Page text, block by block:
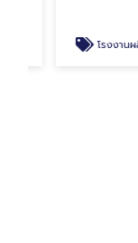
โรงงานผลิตท่อทองแดง สมุ